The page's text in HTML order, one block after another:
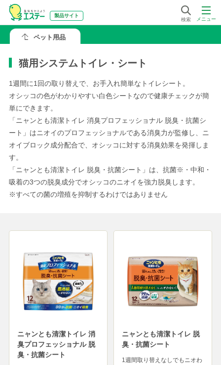
メニュー
検索
製品サイト
ペット用品
猫用システムトイレ・シート
1週間に1回の取り替えで、お手入れ簡単なトイレシート。
オシッコの色がわかりやすい白色シートなので健康チェックが簡
単にできます。
「ニャンとも清潔トイレ 消臭プロフェッショナル 脱臭・抗菌シ
ート」はニオイのプロフェッショナルである消臭力が監修し、ニ
オイブロック成分配合で、オシッコに対する消臭効果を発揮しま
す。
「ニャンとも清潔トイレ 脱臭・抗菌シート」は、抗菌※・中和・
吸着の3つの脱臭成分でオシッコのニオイを強力脱臭します。
※すべての菌の増殖を抑制するわけではありません
ニャンとも清潔トイレ 消
臭プロフェッショナル 脱
臭・抗菌シート
ニャンとも清潔トイレ 脱
臭・抗菌シート
1週間取り替えなしでもニオわ